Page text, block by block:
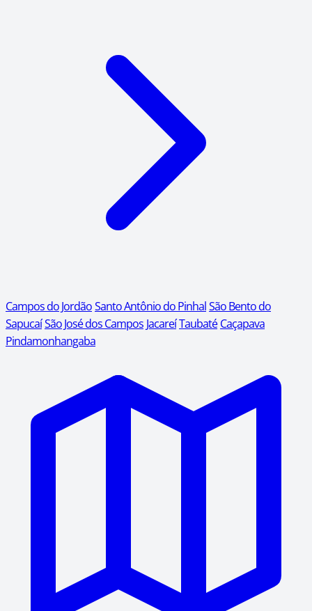
Campos do JordãoSanto Antônio do PinhalSão Bento do
SapucaíSão José dos Campos JacareíTaubaté Caçapava
Pindamonhangaba